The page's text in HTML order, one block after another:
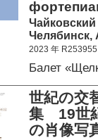
Челябинск,
2023 年 R253955
Балет
世紀の交
集 19世
の肖像写